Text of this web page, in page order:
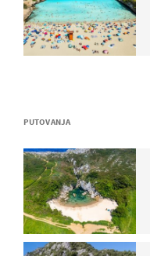
PUTOVANJA